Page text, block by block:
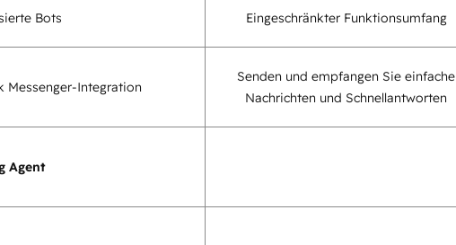
Bots Eingeschränkter Funktionsumfang
Messenger-Integration
Senden und empfangen Sie einfache
Nachrichten und Schnellantworten
Agent